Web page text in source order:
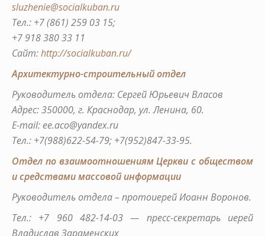
sluzhenie@socialkuban.ru
Тел.: +7 (861) 259 03 15;
+7 918 380 33 11
Сайт:http://socialkuban.ru/
Архитектурно-строительный отдел
Руководитель отдела: Сергей Юрьевич Власов
Адрес: 350000, г. Краснодар, ул. Ленина, 60.
E-mail: ee.aco@yandex.ru
Тел.: +7(988)622-54-79; +7(952)847-33-95.
Отдел по взаимоотношениям Церкви с обществом
и средствами массовой информации
Руководитель отдела – протоиерей Иоанн Воронов.
Тел.: +7 960 482-14-03 — пресс-секретарь иерей
Владислав Зараменских